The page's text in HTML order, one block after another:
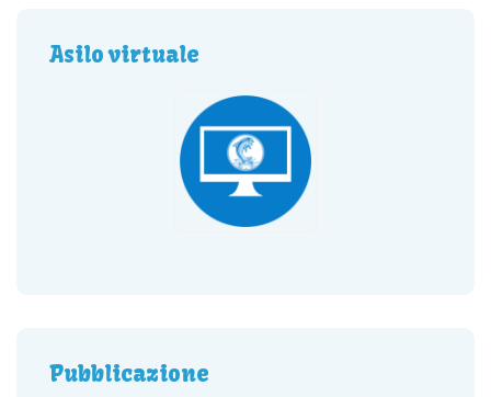
Asilo virtuale
Pubblicazione